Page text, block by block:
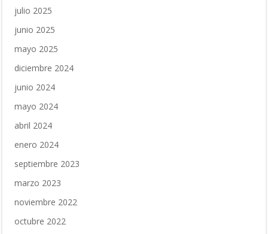
julio 2025
junio 2025
mayo 2025
diciembre 2024
junio 2024
mayo 2024
abril 2024
enero 2024
septiembre 2023
marzo 2023
noviembre 2022
octubre 2022